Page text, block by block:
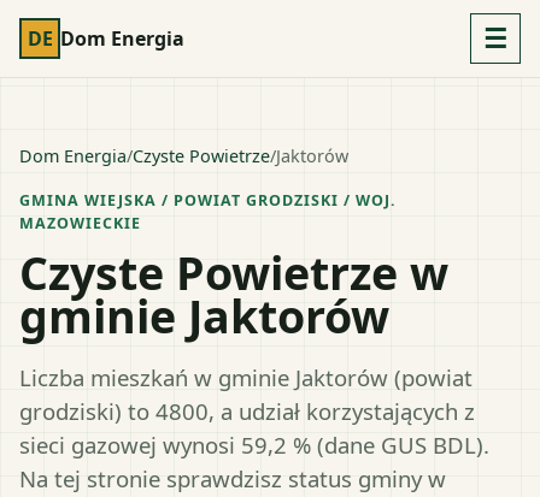
DE Dom Energia ☰
Dom Energia/Czyste Powietrze/Jaktorów
GMINA WIEJSKA / POWIAT GRODZISKI / WOJ.
MAZOWIECKIE
Czyste Powietrze w
gminie Jaktorów
Liczba mieszkań w gminie Jaktorów (powiat
grodziski) to 4800, a udział korzystających z
sieci gazowej wynosi 59,2 % (dane GUS BDL).
Na tej stronie sprawdzisz status gminy w